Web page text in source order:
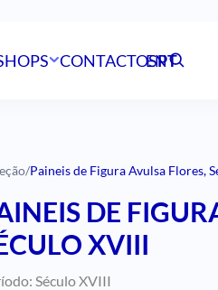
CONTACTOSPT
EN
/Paineis de Figura Avulsa Flores,
DE
XVIII
Século XVIII